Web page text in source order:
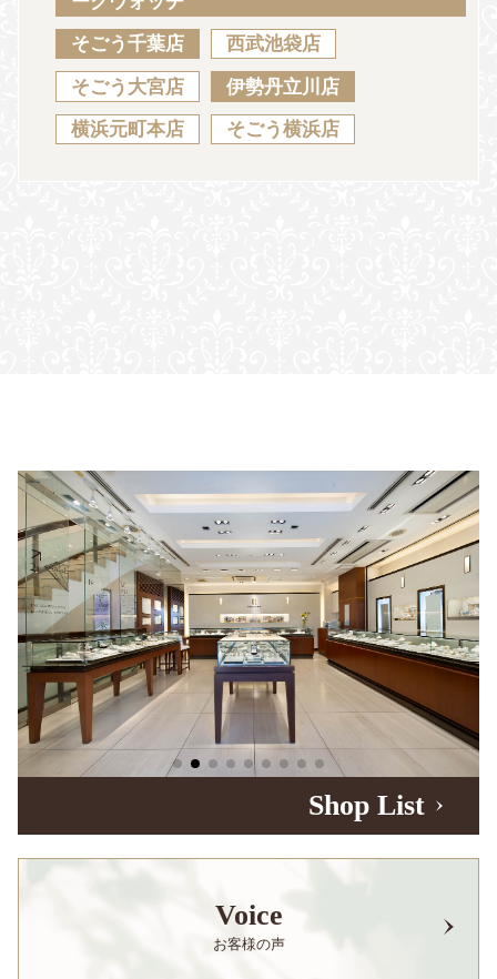
JA EN CH KO
そごう千葉店 西武池袋店
そごう大宮店 伊勢丹立川店
横浜元町本店 そごう横浜店
Shop List
Voice
お客様の声